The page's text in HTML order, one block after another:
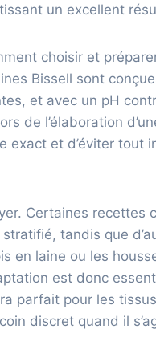
un excellent
choisir et
Bissell sont
et avec un pH
de l’élaboration
exact et d’éviter tout
Certaines recettes
tandis que
en laine ou les
est donc
parfait pour les
discret quand il